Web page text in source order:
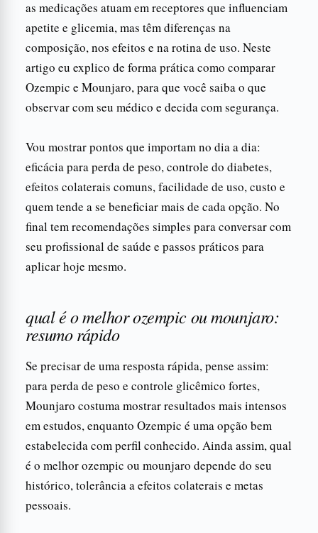
as medicações atuam em receptores que influenciam
apetite e glicemia, mas têm diferenças na
composição, nos efeitos e na rotina de uso. Neste
artigo eu explico de forma prática como comparar
Ozempic e Mounjaro, para que você saiba o que
observar com seu médico e decida com segurança.
Vou mostrar pontos que importam no dia a dia:
eficácia para perda de peso, controle do diabetes,
efeitos colaterais comuns, facilidade de uso, custo e
quem tende a se beneficiar mais de cada opção. No
final tem recomendações simples para conversar com
seu profissional de saúde e passos práticos para
aplicar hoje mesmo.
qual é o melhor ozempic ou mounjaro:
resumo rápido
Se precisar de uma resposta rápida, pense assim:
para perda de peso e controle glicêmico fortes,
Mounjaro costuma mostrar resultados mais intensos
em estudos, enquanto Ozempic é uma opção bem
estabelecida com perfil conhecido. Ainda assim, qual
é o melhor ozempic ou mounjaro depende do seu
histórico, tolerância a efeitos colaterais e metas
pessoais.